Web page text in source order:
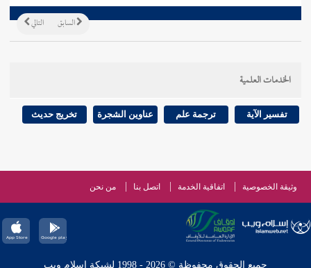
التالي السابق
الخدمات العلمية
تفسير الآية ترجمة علم عناوين الشجرة تخريج حديث
وثيقة الخصوصية اتفاقية الخدمة اتصل بنا من نحن
جميع الحقوق محفوظة © 2026 - 1998 لشبكة إسلام ويب